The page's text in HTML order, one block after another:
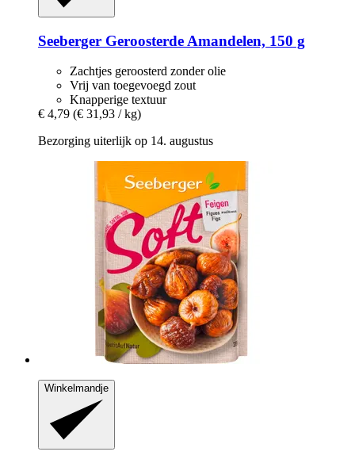
Seeberger Geroosterde Amandelen, 150 g
Zachtjes geroosterd zonder olie
Vrij van toegevoegd zout
Knapperige textuur
€ 4,79 (€ 31,93 / kg)
Bezorging uiterlijk op 14. augustus
Winkelmandje